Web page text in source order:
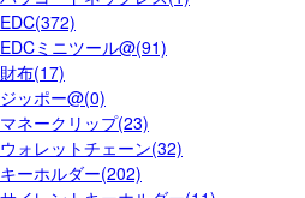
EDC(372)
EDCミニツール@(91)
財布(17)
ジッポー@(0)
マネークリップ(23)
ウォレットチェーン(32)
キーホルダー(202)